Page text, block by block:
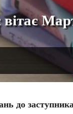
до заступника